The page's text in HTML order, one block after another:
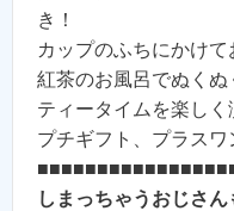
き！
カップのふちにかけ
紅茶のお風呂でぬくぬ
ティータイムを楽しく
プチギフト、プラスワ
しまっちゃうおじさ